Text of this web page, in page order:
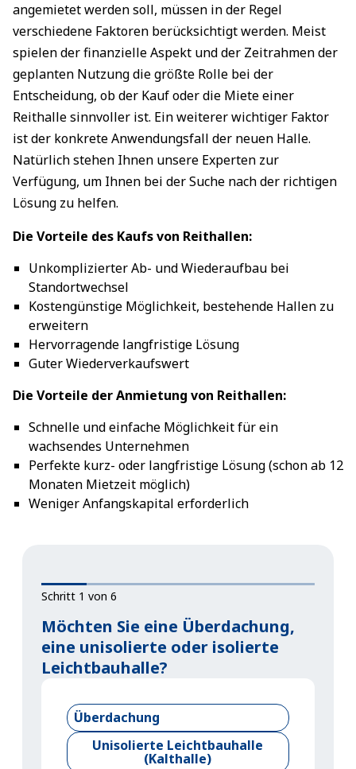
angemietet werden soll, müssen in der Regel
verschiedene Faktoren berücksichtigt werden. Meist
spielen der finanzielle Aspekt und der Zeitrahmen der
geplanten Nutzung die größte Rolle bei der
Entscheidung, ob der Kauf oder die Miete einer
Reithalle sinnvoller ist. Ein weiterer wichtiger Faktor
ist der konkrete Anwendungsfall der neuen Halle.
Natürlich stehen Ihnen unsere Experten zur
Verfügung, um Ihnen bei der Suche nach der richtigen
Lösung zu helfen.
Die Vorteile des Kaufs von Reithallen:
Unkomplizierter Ab- und Wiederaufbau bei
Standortwechsel
Kostengünstige Möglichkeit, bestehende Hallen zu
erweitern
Hervorragende langfristige Lösung
Guter Wiederverkaufswert
Die Vorteile der Anmietung von Reithallen:
Schnelle und einfache Möglichkeit für ein
wachsendes Unternehmen
Perfekte kurz- oder langfristige Lösung (schon ab 12
Monaten Mietzeit möglich)
Weniger Anfangskapital erforderlich
Schritt 1 von 6
Möchten Sie eine Überdachung,
eine unisolierte oder isolierte
Leichtbauhalle?
Überdachung
Unisolierte Leichtbauhalle
(Kalthalle)